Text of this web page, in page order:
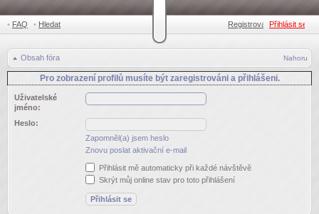
• FAQ • Hledat Registrovat •
Přihlásit se
Obsah fóra Nahoru
Pro zobrazení profilů musíte být zaregistrováni a přihlášeni.
Uživatelské
jméno:
Heslo:
Zapomněl(a) jsem heslo
Znovu poslat aktivační e-mail
Přihlásit mě automaticky při každé návštěvě
Skrýt můj online stav pro toto přihlášení